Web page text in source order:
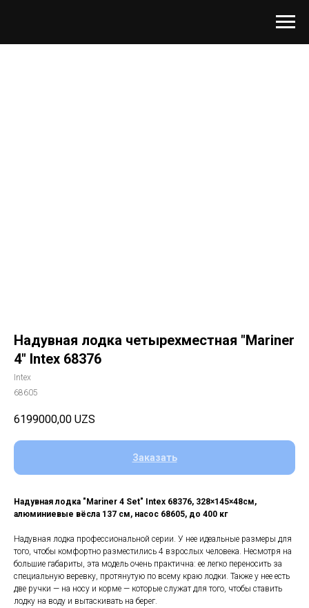
Надувная лодка четырехместная "Mariner
4" Intex 68376
Intex
68605
6199000,00 UZS
Заказать
Надувная лодка "Mariner 4 Set" Intex 68376, 328×145×48см,
алюминиевые вёсла 137 см, насос 68605, до 400 кг
Надувная лодка профессиональной серии. У нее идеальные размеры для
того, чтобы комфортно разместились 4 взрослых человека. Несмотря на
большие габариты, эта модель очень практична: ее легко переносить за
специальную веревку, протянутую по всему краю лодки. Также у нее есть
две ручки — на носу и корме — которые служат для того, чтобы ставить
лодку на воду и вытаскивать на берег.